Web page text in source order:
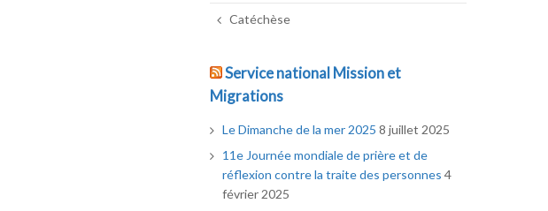
Catéchèse
Service national Mission et
Migrations
Le Dimanche de la mer 2025 8 juillet 2025
11e Journée mondiale de prière et de
réflexion contre la traite des personnes 4
février 2025